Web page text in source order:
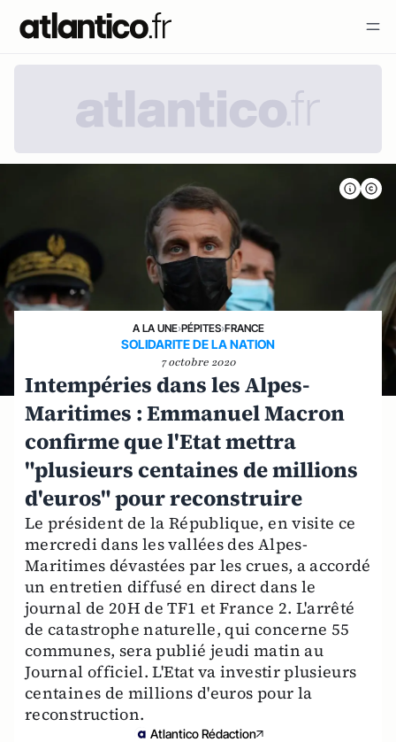
A LA UNE›PÉPITES›FRANCE
SOLIDARITE DE LA NATION
7 octobre 2020
Intempéries dans les Alpes-
Maritimes : Emmanuel Macron
confirme que l'Etat mettra
"plusieurs centaines de millions
d'euros" pour reconstruire
Le président de la République, en visite ce
mercredi dans les vallées des Alpes-
Maritimes dévastées par les crues, a accordé
un entretien diffusé en direct dans le
journal de 20H de TF1 et France 2. L'arrêté
de catastrophe naturelle, qui concerne 55
communes, sera publié jeudi matin au
Journal officiel. L'Etat va investir plusieurs
centaines de millions d'euros pour la
reconstruction.
Atlantico Rédaction